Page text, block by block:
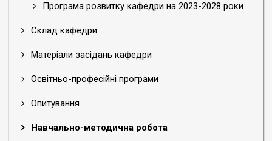
Програма розвитку кафедри на 2023-2028 роки
Склад кафедри
Матеріали засідань кафедри
Освітньо-професійні програми
Опитування
Навчально-методична робота